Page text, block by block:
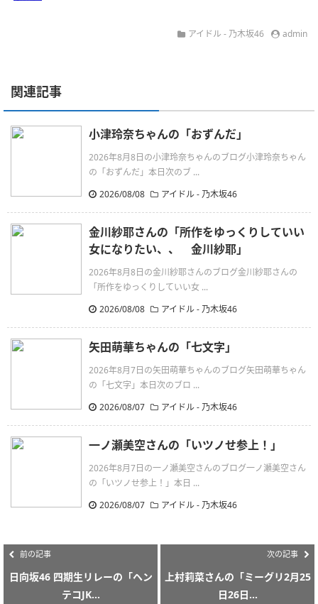
アイドル - 乃木坂46 admin
関連記事
小津玲奈ちゃんの「おずんだ」
2026年8月8日の小津玲奈ちゃんのブログ小津玲奈ちゃん
の「おずんだ」本日次のブ ...
2026/08/08
アイドル - 乃木坂46
金川紗耶さんの「所作をゆっくりしていい
女になりたい、、 金川紗耶」
2026年8月8日の金川紗耶さんのブログ金川紗耶さんの
「所作をゆっくりしていい女 ...
2026/08/08
アイドル - 乃木坂46
矢田萌華ちゃんの「七文字」
2026年8月7日の矢田萌華ちゃんのブログ矢田萌華ちゃん
の「七文字」本日次のブロ ...
2026/08/07
アイドル - 乃木坂46
一ノ瀬美空さんの「いツノせ参上！」
2026年8月7日の一ノ瀬美空さんのブログ一ノ瀬美空さん
の「いツノせ参上！」本日 ...
2026/08/07
アイドル - 乃木坂46
前の記事
日向坂46 四期生リレーの「ヘン
テコJK...
次の記事
上村莉菜さんの「ミーグリ2月25
日26日...